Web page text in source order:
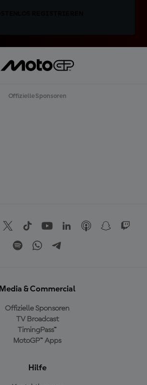
Offizielle Sponsoren
Media & Commercial
Offizielle Sponsoren
TV Broadcast
TimingPass™
MotoGP™ Apps
Hilfe